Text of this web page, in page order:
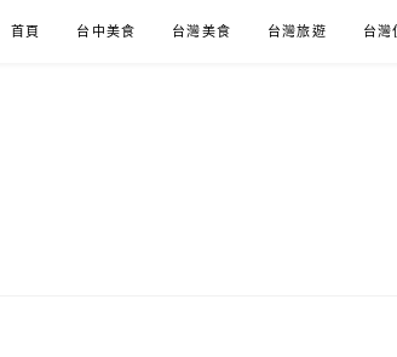
首頁 台中美食 台灣美食 台灣旅遊 台灣